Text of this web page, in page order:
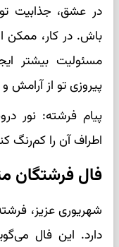
در عشق، جذابیت
باش. در کار، ممکن
مسئولیت بیشتر
پیروزی تو از آرامش
پیام فرشته: نور
اطراف آن را کم‌رنگ
فال فرشتگان
شهریوری عزیز،
دارد. این فال